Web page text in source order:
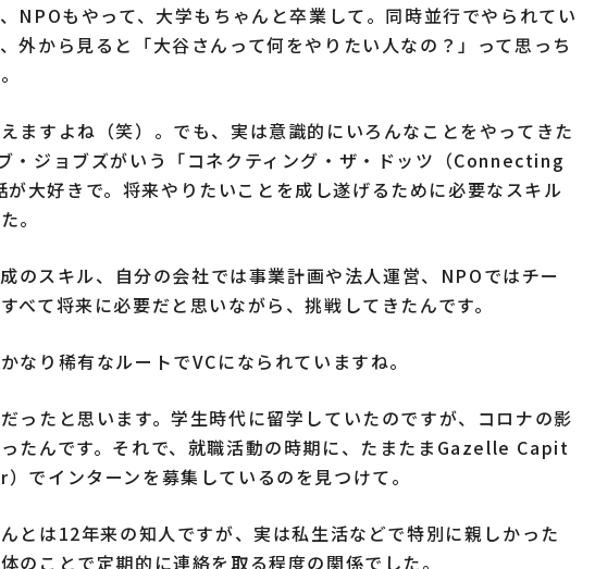
NPOもやって、大学もちゃんと卒業して。同時並行でやられてい
外から見ると「大谷さんって何をやりたい人なの？」って思っち
ますよね（笑）。でも、実は意識的にいろんなことをやってきた
・ジョブズがいう「コネクティング・ザ・ドッツ（Connecting
大好きで。将来やりたいことを成し遂げるために必要なスキル
。
のスキル、自分の会社では事業計画や法人運営、NPOではチー
べて将来に必要だと思いながら、挑戦してきたんです。
り稀有なルートでVCになられていますね。
ったと思います。学生時代に留学していたのですが、コロナの影
たんです。それで、就職活動の時期に、たまたまGazelle Capit
でインターンを募集しているのを見つけて。
とは12年来の知人ですが、実は私生活などで特別に親しかった
のことで定期的に連絡を取る程度の関係でした。